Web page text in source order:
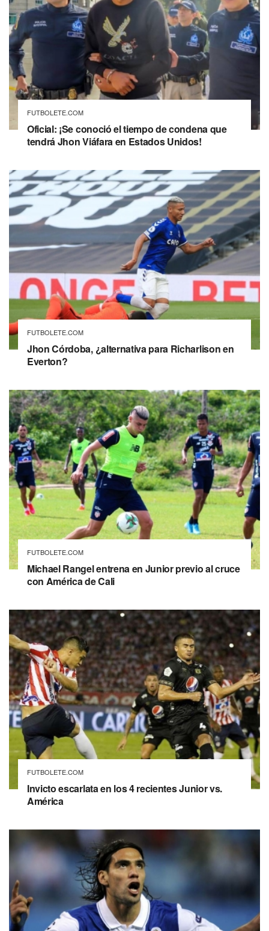
FUTBOLETE.COM
Oficial: ¡Se conoció el tiempo de condena que
tendrá Jhon Viáfara en Estados Unidos!
FUTBOLETE.COM
Jhon Córdoba, ¿alternativa para Richarlison en
Everton?
FUTBOLETE.COM
Michael Rangel entrena en Junior previo al cruce
con América de Cali
FUTBOLETE.COM
Invicto escarlata en los 4 recientes Junior vs.
América